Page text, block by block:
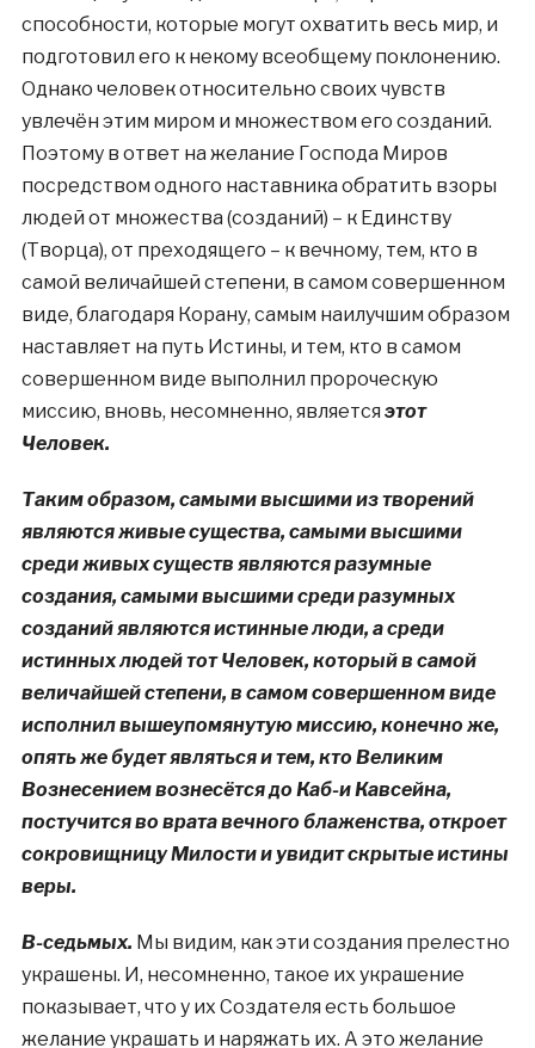
способности, которые могут охватить весь мир, и
подготовил его к некому всеобщему поклонению.
Однако человек относительно своих чувств
увлечён этим миром и множеством его созданий.
Поэтому в ответ на желание Господа Миров
посредством одного наставника обратить взоры
людей от множества (созданий) – к Единству
(Творца), от преходящего – к вечному, тем, кто в
самой величайшей степени, в самом совершенном
виде, благодаря Корану, самым наилучшим образом
наставляет на путь Истины, и тем, кто в самом
совершенном виде выполнил пророческую
миссию, вновь, несомненно, является этот
Человек.
Таким образом, самыми высшими из творений
являются живые существа, самыми высшими
среди живых существ являются разумные
создания, самыми высшими среди разумных
созданий являются истинные люди, а среди
истинных людей тот Человек, который в самой
величайшей степени, в самом совершенном виде
исполнил вышеупомянутую миссию, конечно же,
опять же будет являться и тем, кто Великим
Вознесением вознесётся до Каб-и Кавсейна,
постучится во врата вечного блаженства, откроет
сокровищницу Милости и увидит скрытые истины
веры.
В-седьмых. Мы видим, как эти создания прелестно
украшены. И, несомненно, такое их украшение
показывает, что у их Создателя есть большое
желание украшать и наряжать их. А это желание